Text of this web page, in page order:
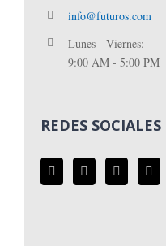
info@futuros.com
Lunes - Viernes:
9:00 AM - 5:00 PM
REDES SOCIALES